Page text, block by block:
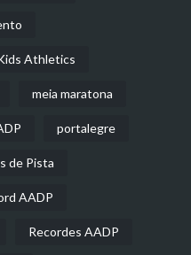
Athletics
meia maratona
portalegre
de Pista
AADP
Recordes AADP